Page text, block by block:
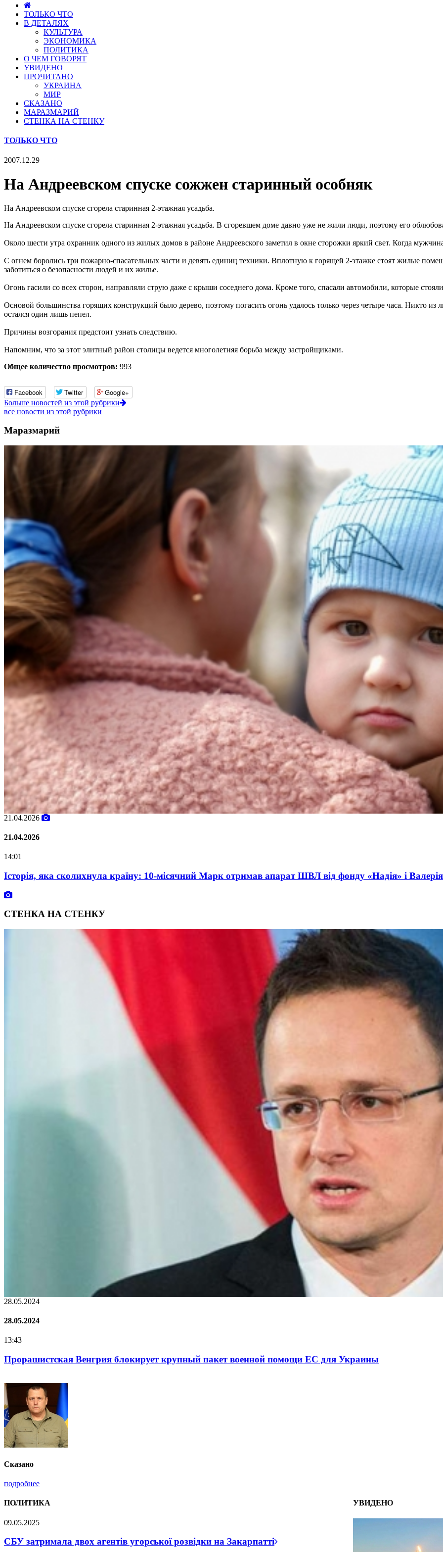
ТОЛЬКО ЧТО
В ДЕТАЛЯХ
КУЛЬТУРА
ЭКОНОМИКА
ПОЛИТИКА
О ЧЕМ ГОВОРЯТ
УВИДЕНО
ПРОЧИТАНО
УКРАИНА
МИР
СКАЗАНО
МАРАЗМАРИЙ
СТЕНКА НА СТЕНКУ
ТОЛЬКО ЧТО
2007.12.29
На Андреевском спуске сожжен старинный особняк
На Андреевском спуске сгорела старинная 2-этажная усадьба.
На Андреевском спуске сгорела старинная 2-этажная усадьба. В сгоревшем доме давно уже не жили люди, поэтому его
Около шести утра охранник одного из жилых домов в районе Андреевского заметил в окне сторожки яркий свет. Когда
С огнем боролись три пожарно-спасательных части и девять единиц техники. Вплотную к горящей 2-этажке стоят жилые
заботиться о безопасности людей и их жилье.
Огонь гасили со всех сторон, направляли струю даже с крыши соседнего дома. Кроме того, спасали автомобили, которые
Основой большинства горящих конструкций было дерево, поэтому погасить огонь удалось только через четыре часа. Никто из
остался один лишь пепел.
Причины возгорания предстоит узнать следствию.
Напомним, что за этот элитный район столицы ведется многолетняя борьба между застройщиками.
Общее количество просмотров: 993
Facebook Twitter Google+
Больше новостей из этой рубрики
все новости из этой рубрики
Маразмарий
02.02.2026
02.02.2026
07:00
Oleksii Abasov: How Ukrainian Businesses Can Attract International Investments and Hedge Risks During
СТЕНКА НА СТЕНКУ
22.01.2024
22.01.2024
16:25
Нацполіція лякає громадян погіршенням криміногенної ситуації в разі мобілізації поліціянтів на
Сказано
подробнее
УВИДЕНО
ПОЛИТИКА
09.05.2025
СБУ затримала двох агентів угорської розвідки на Закарпатті